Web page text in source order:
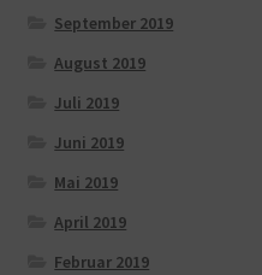
September 2019
August 2019
Juli 2019
Juni 2019
Mai 2019
April 2019
Februar 2019